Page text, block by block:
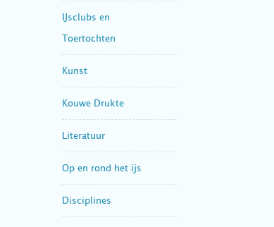
IJsclubs en
Toertochten
Kunst
Kouwe Drukte
Literatuur
Op en rond het ijs
Disciplines